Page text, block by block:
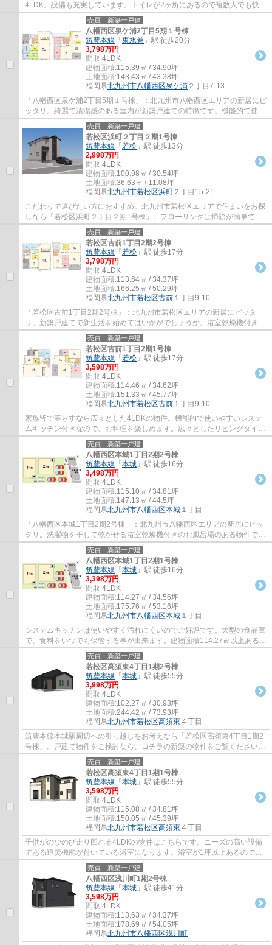
4LDK。設備も充実しています。トイレが2ヶ所にあるので複数人でも快適
に暮らせます。来訪者をモニターで確認でき...
売買｜新築一戸建
八幡西区泉ケ浦2丁目5期１号棟
筑豊本線 「 東水巻 」駅 徒歩20分
3,798万円
間取:4LDK
建物面積:115.39㎡ / 34.90坪
土地面積:143.43㎡ / 43.38坪
福岡県北九州市八幡西区泉ケ浦 ２丁目7-13
「八幡西区泉ケ浦2丁目5期１号棟」：北九州市八幡西区エリアの新居にピ
ッタリ。綺麗で清潔感のある室内が新築戸建ての特徴です。機能的で使い
やすいシステムキッチン付きなので、お料...
売買｜新築一戸建
若松区浜町２丁目２期1号棟
筑豊本線 「 若松 」駅 徒歩13分
2,998万円
間取:4LDK
建物面積:100.98㎡ / 30.54坪
土地面積:36.63㎡ / 11.08坪
福岡県北九州市若松区浜町 ２丁目15-21
こだわりで選びたい方におすすめ。北九州市若松区エリアで住まいをお探
しなら「若松区浜町２丁目２期1号棟」。フローリングは掃除が簡単で
す。美味しくて安全なお水を使用できる浄水器...
売買｜新築一戸建
若松区古前1丁目2期2号棟
筑豊本線 「 若松 」駅 徒歩17分
3,798万円
間取:4LDK
建物面積:113.64㎡ / 34.37坪
土地面積:166.25㎡ / 50.29坪
福岡県北九州市若松区古前 １丁目9-10
「若松区古前1丁目2期2号棟」：北九州市若松区エリアの新居にピッタ
リ。新築戸建てで新生活を始めてはいかがでしょうか。浴室乾燥機付きの
物件なので、乾燥機で浴室を乾燥させることが...
売買｜新築一戸建
若松区古前1丁目2期1号棟
筑豊本線 「 若松 」駅 徒歩17分
3,598万円
間取:4LDK
建物面積:114.46㎡ / 34.62坪
土地面積:151.33㎡ / 45.77坪
福岡県北九州市若松区古前 １丁目9-10
家族皆で暮らすなら広々とした4LDKの物件。機能的で使いやすいシステ
ムキッチン付きなので、お料理を楽しめます。広々としたリビングダイニ
ングが18帖以上あるので、日々の生活に余裕...
売買｜新築一戸建
八幡西区本城1丁目2期2号棟
筑豊本線 「 本城 」駅 徒歩16分
3,498万円
間取:4LDK
建物面積:115.10㎡ / 34.81坪
土地面積:147.13㎡ / 44.5坪
福岡県北九州市八幡西区本城 １丁目
「八幡西区本城1丁目2期2号棟」：北九州市八幡西区エリアの新居にピッ
タリ。洗濯物を干して乾かせる浴室乾燥機付きのお風呂場のある物件で
す。建物面積115.1㎡もあるので有効活用しま...
売買｜新築一戸建
八幡西区本城1丁目2期1号棟
筑豊本線 「 本城 」駅 徒歩16分
3,398万円
間取:4LDK
建物面積:114.27㎡ / 34.56坪
土地面積:175.76㎡ / 53.16坪
福岡県北九州市八幡西区本城 １丁目
システムキッチンは使いやすく汚れにくいのでご好評です。大型の食品庫
で、食料をいつでも保管する事が出来ます。建物面積114.27㎡以上あるの
で広々と使えます。窓が複層ガラスになっ...
売買｜新築一戸建
若松区高須東4丁目1期2号棟
筑豊本線 「 本城 」駅 徒歩55分
3,998万円
間取:4LDK
建物面積:102.27㎡ / 30.93坪
土地面積:244.42㎡ / 73.93坪
福岡県北九州市若松区高須東 ４丁目
筑豊本線本城駅周辺への引っ越しをお考えなら「若松区高須東4丁目1期2
号棟」。戸建て物件をご検討なら、コチラの新築の物件をご覧ください。
TVインターホン付きなので、女性の方も安心...
売買｜新築一戸建
若松区高須東4丁目1期1号棟
筑豊本線 「 本城 」駅 徒歩55分
3,598万円
間取:4LDK
建物面積:115.08㎡ / 34.81坪
土地面積:150.05㎡ / 45.39坪
福岡県北九州市若松区高須東 ４丁目
子供がのびのび走り回れる4LDKの物件はこちらです。ニーズの高い設備
である追焚機能が付いている浴室になります。浴室が1坪以上あるので、
お風呂でゆったりとリラックスしていただけま...
売買｜新築一戸建
八幡西区浅川町1期2号棟
筑豊本線 「 本城 」駅 徒歩41分
3,598万円
間取:4LDK
建物面積:113.63㎡ / 34.37坪
土地面積:178.69㎡ / 54.05坪
福岡県北九州市八幡西区浅川町